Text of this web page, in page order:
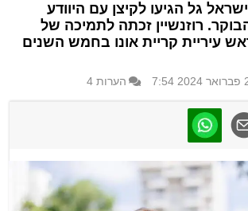
ישראל גל הגיעו לקיצן עם היוודע
רוזנשיין זכתה לתמיכה של
כראש עיריית קריית אונו בחמש השנים
הערות 4